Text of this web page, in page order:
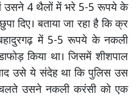
उसने 4 थैलों में भरे 5-5 रूपये के
दिए। बताया जा रहा है कि क्र
में 5-5 रूपये के नकली
किया था। जिसमें शीशपाल
उसे ये संदेह था कि पुलिस उस
उसने नकली करंसी को एक